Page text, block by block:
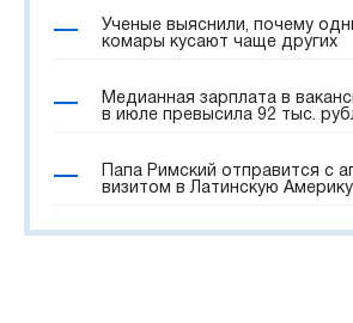
Ученые выяснили, почему
комары кусают чаще других
Медианная зарплата в
в июле превысила 92 тыс.
Папа Римский отправится с
визитом в Латинскую Америку